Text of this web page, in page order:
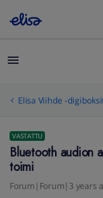
Elisa Viihde -
VASTATTU
Bluetooth audion
toimi
Forum|Forum|3 years